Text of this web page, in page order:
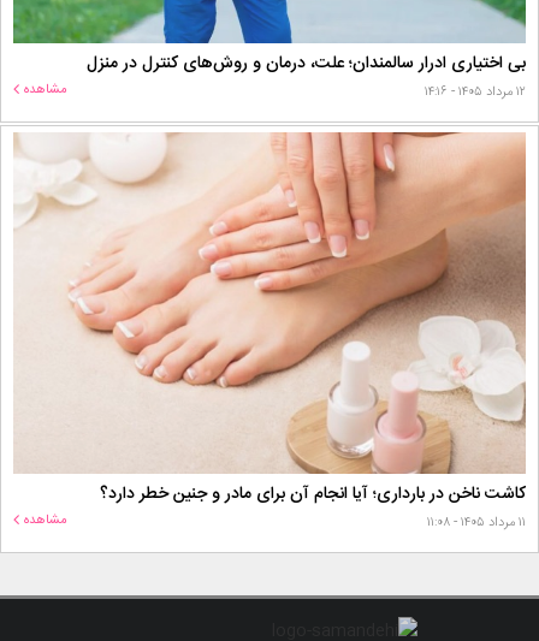
بی اختیاری ادرار سالمندان؛ علت، درمان و روش‌های کنترل در منزل
۱۲ مرداد ۱۴۰۵ - ۱۴:۱۶ مشاهده
کاشت ناخن در بارداری؛ آیا انجام آن برای مادر و جنین خطر دارد؟
۱۱ مرداد ۱۴۰۵ - ۱۱:۰۸ مشاهده